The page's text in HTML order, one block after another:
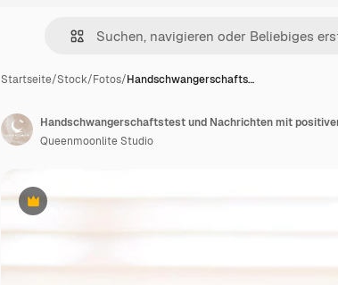
Startseite/Stock/Fotos/Handschwangerschafts…
Premium
Queenmoonlite Studio